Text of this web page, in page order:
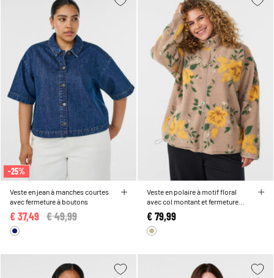
-25%
Veste en jean à manches courtes
avec fermeture à boutons
Price reduced from
€ 49,99
€ 37,49
Veste en polaire à motif floral
avec col montant et fermeture
zippée
€ 79,99